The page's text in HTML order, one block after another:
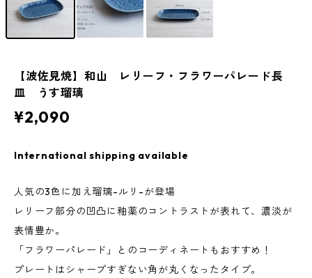
【波佐見焼】和山 レリーフ・フラワーパレード長
皿 うす瑠璃
¥2,090
International shipping available
人気の3色に加え瑠璃-ルリ-が登場
レリーフ部分の凹凸に釉薬のコントラストが表れて、濃淡が
表情豊か。
「フラワーパレード」とのコーディネートもおすすめ！
プレートはシャープすぎない角が丸くなったタイプ。